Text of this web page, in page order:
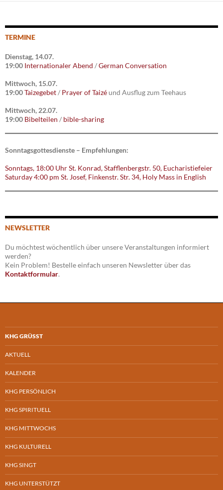
TERMINE
Dienstag, 14.07.
19:00 Internationaler Abend /German Conversation
Mittwoch, 15.07.
19:00Taizegebet/ Prayer of Taizé und Ausflug zum Teehaus
Mittwoch, 22.07.
19:00 Bibelteilen / bible-sharing
Sonntagsgottesdienste – Empfehlungen:
Sonntags, 18:00 Uhr St. Konrad, Stafflenbergstr. 50, Eucharistiefeier
Saturday 4:00 pm St. Josef, Finkenstr. Str. 34, Holy Mass in English
NEWSLETTER
Du möchtest wöchentlich über unsere Veranstaltungen informiert
werden?
Kein Problem! Bestelle einfach unseren Newsletter über das
Kontaktformular.
KHG GRÜSST
AKTUELL
KALENDER
KHG PERSÖNLICH
KHG SPIRITUELL
KHG MITTWOCHS
KHG KULTURELL
KHG SINGT
KHG UNTERSTÜTZT